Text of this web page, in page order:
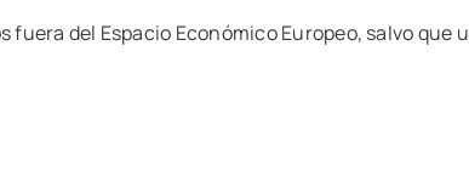
del Espacio Económico Europeo, salvo que